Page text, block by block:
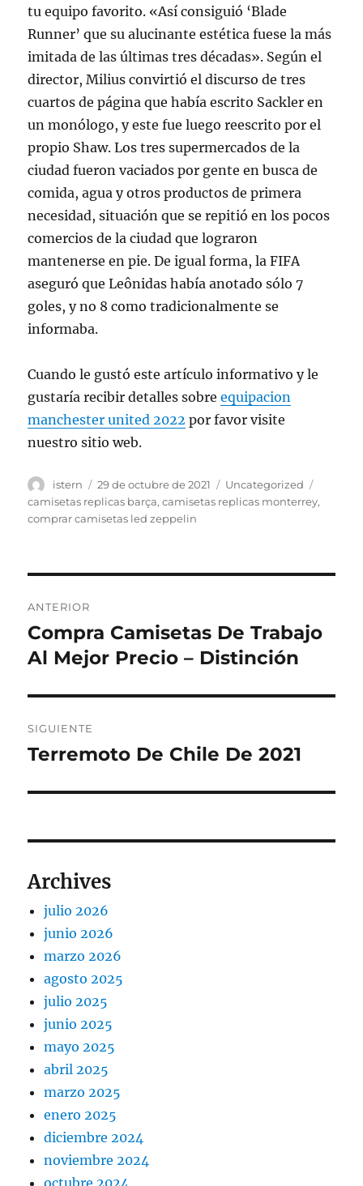
tu equipo favorito. «Así consiguió ‘Blade
Runner’ que su alucinante estética fuese la más
imitada de las últimas tres décadas». Según el
director, Milius convirtió el discurso de tres
cuartos de página que había escrito Sackler en
un monólogo, y este fue luego reescrito por el
propio Shaw. Los tres supermercados de la
ciudad fueron vaciados por gente en busca de
comida, agua y otros productos de primera
necesidad, situación que se repitió en los pocos
comercios de la ciudad que lograron
mantenerse en pie. De igual forma, la FIFA
aseguró que Leônidas había anotado sólo 7
goles, y no 8 como tradicionalmente se
informaba.
Cuando le gustó este artículo informativo y le
gustaría recibir detalles sobreequipacion
manchester united 2022 por favor visite
nuestro sitio web.
Autor
istern
Publicado
el
29 de octubre de 2021 Categorías
Uncategorized
camisetas replicas barça,camisetas replicas monterrey,
comprar camisetas led zeppelin
de
entradas
ANTERIOR
Entrada
anterior:
Compra Camisetas De Trabajo
Al Mejor Precio – Distinción
SIGUIENTE
Entrada
Terremoto De Chile De 2021
Archives
julio 2026
junio 2026
marzo 2026
agosto 2025
julio 2025
junio 2025
mayo 2025
abril 2025
marzo 2025
enero 2025
diciembre 2024
noviembre 2024